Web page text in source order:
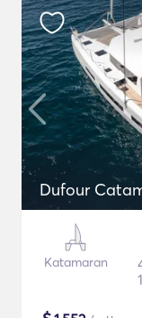
Dufour
Katamaran